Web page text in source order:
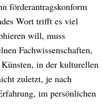
förderantragskonform
Wort trifft es viel
will, muss
Fachwissenschaften,
in der kulturellen
zuletzt, je nach
im persönlichen